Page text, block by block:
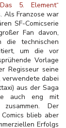
Das 5. Element“
Als Franzose war
SF-Comicserie
Fan davon,
technischen
um die vor
Vorlage
Regisseur seine
dabei
aus der Saga
auch eng mit
zusammen. Der
blieb aber
Erfolgs